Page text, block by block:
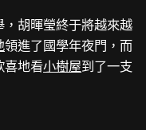
，胡暉瑩終于將越來越
領進了國學年夜門，而
喜地看小樹屋到了一支